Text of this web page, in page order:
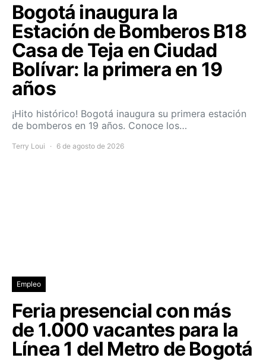
Bogotá inaugura la
Estación de Bomberos B18
Casa de Teja en Ciudad
Bolívar: la primera en 19
años
¡Hito histórico! Bogotá inaugura su primera estación
de bomberos en 19 años. Conoce los…
Terry Loui 6 de agosto de 2026
Empleo
Feria presencial con más
de 1.000 vacantes para la
Línea 1 del Metro de Bogotá